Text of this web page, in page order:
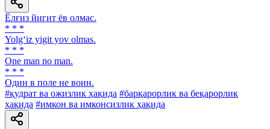
Ёлғиз йигит ёв олмас.
* * *
Yolg‘iz yigit yov olmas.
* * *
One man no man.
* * *
Один в поле не воин.
#қудрат ва ожизлик ҳақида #барқарорлик ва беқарорлик
ҳақида #имкон ва имконсизлик ҳақида